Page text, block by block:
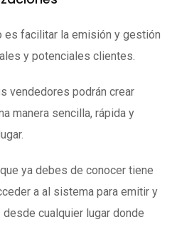
es facilitar la emisión y gestión
y potenciales clientes.
vendedores podrán crear
manera sencilla, rápida y
ya debes de conocer tiene
a al sistema para emitir y
cualquier lugar donde